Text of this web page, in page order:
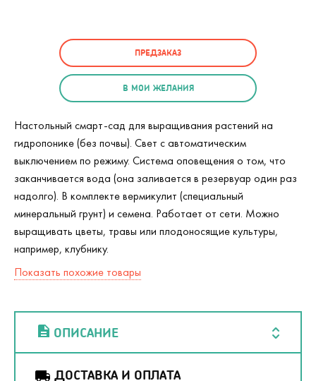
ПРЕДЗАКАЗ
В МОИ ЖЕЛАНИЯ
Настольный смарт-сад для выращивания растений на
гидропонике (без почвы). Свет с автоматическим
выключением по режиму. Система оповещения о том, что
заканчивается вода (она заливается в резервуар один раз
надолго). В комплекте вермикулит (специальный
минеральный грунт) и семена. Работает от сети. Можно
выращивать цветы, травы или плодоносящие культуры,
например, клубнику.
Показать похожие товары
ОПИСАНИЕ
ДОСТАВКА И ОПЛАТА